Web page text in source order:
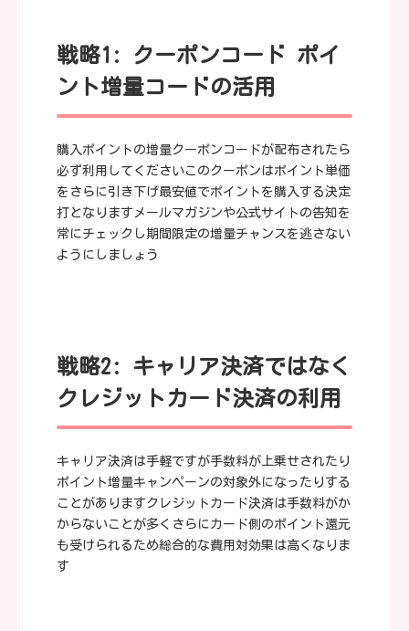
戦略1: クーポンコード ポイ
ント増量コードの活用
購入ポイントの増量クーポンコードが配布されたら
必ず利用してくださいこのクーポンはポイント単価
をさらに引き下げ最安値でポイントを購入する決定
打となりますメールマガジンや公式サイトの告知を
常にチェックし期間限定の増量チャンスを逃さない
ようにしましょう
戦略2: キャリア決済ではなく
クレジットカード決済の利用
キャリア決済は手軽ですが手数料が上乗せされたり
ポイント増量キャンペーンの対象外になったりする
ことがありますクレジットカード決済は手数料がか
からないことが多くさらにカード側のポイント還元
も受けられるため総合的な費用対効果は高くなりま
す